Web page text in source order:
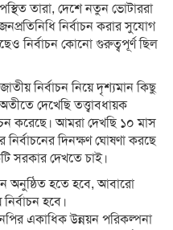
তারা, দেশে নতুন ভোটাররা
নির্বাচন করার সুযোগ
নির্বাচন কোনো গুরুত্বপূর্ণ ছিল
নির্বাচন নিয়ে দৃশ্যমান কিছু
দেখেছি তত্ত্বাবধায়ক
করেছে। আমরা দেখছি ১০ মাস
নির্বাচনের দিনক্ষণ ঘোষণা করছে
সরকার দেখতে চাই।
অনুষ্ঠিত হতে হবে, আবারো
হবে।
একাধিক উন্নয়ন পরিকল্পনা